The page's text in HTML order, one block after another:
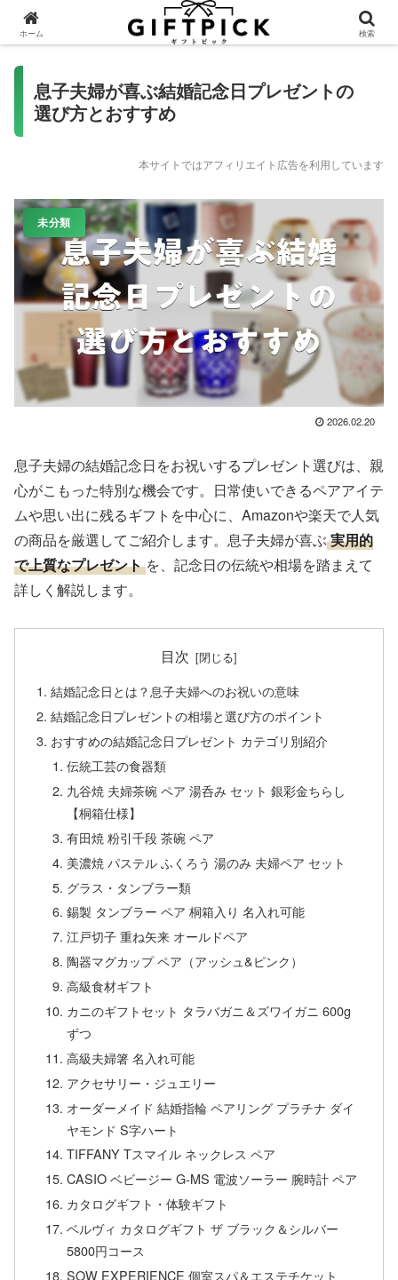
息子夫婦が喜ぶ結婚記念日プレゼントの
選び方とおすすめ
本サイトではアフィリエイト広告を利用しています
未分類
2026.02.20
息子夫婦の結婚記念日をお祝いするプレゼント選びは、親
心がこもった特別な機会です。日常使いできるペアアイテ
ムや思い出に残るギフトを中心に、Amazonや楽天で人気
の商品を厳選してご紹介します。息子夫婦が喜ぶ 実用的
で上質なプレゼント を、記念日の伝統や相場を踏まえて
詳しく解説します。
目次
結婚記念日とは？息子夫婦へのお祝いの意味
結婚記念日プレゼントの相場と選び方のポイント
おすすめの結婚記念日プレゼント カテゴリ別紹介
伝統工芸の食器類
九谷焼 夫婦茶碗 ペア 湯呑み セット 銀彩金ちらし
【桐箱仕様】
有田焼 粉引千段 茶碗 ペア
美濃焼 パステル ふくろう 湯のみ 夫婦ペア セット
グラス・タンブラー類
錫製 タンブラー ペア 桐箱入り 名入れ可能
江戸切子 重ね矢来 オールドペア
陶器マグカップ ペア（アッシュ&ピンク）
高級食材ギフト
カニのギフトセット タラバガニ＆ズワイガニ 600g
ずつ
高級夫婦箸 名入れ可能
アクセサリー・ジュエリー
オーダーメイド 結婚指輪 ペアリング プラチナ ダイ
ヤモンド S字ハート
TIFFANY Tスマイル ネックレス ペア
CASIO ベビージー G-MS 電波ソーラー 腕時計 ペア
カタログギフト・体験ギフト
ベルヴィ カタログギフト ザ ブラック＆シルバー
5800円コース
SOW EXPERIENCE 個室スパ＆エステチケット
ホーム 検索